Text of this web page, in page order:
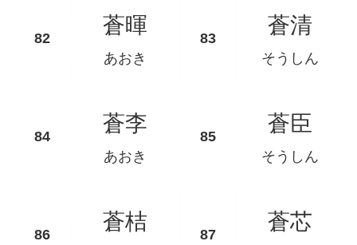
蒼暉
あおき
蒼清
そうしん
蒼李
あおき
蒼臣
そうしん
蒼桔 蒼芯